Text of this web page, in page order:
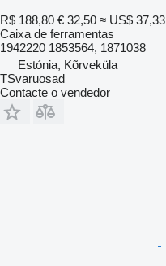
R$ 188,80 € 32,50 ≈ US$ 37,33
Caixa de ferramentas
1942220 1853564, 1871038
Estónia, Kõrveküla
TSvaruosad
Contacte o vendedor